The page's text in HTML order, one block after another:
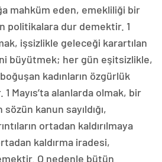
mahküm eden, emekliliği bir
politikalara dur demektir. 1
işsizlikle geleceği karartılan
büyütmek; her gün eşitsizlikle,
kadınların özgürlük
Mayıs’ta alanlarda olmak, bir
kanun sayıldığı,
ortadan kaldırılmaya
kaldırma iradesi,
O nedenle bütün